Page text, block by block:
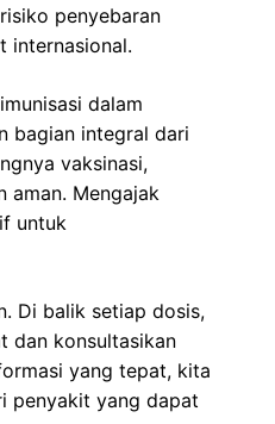
penyebaran
internasional.
dalam
bagian integral dari
vaksinasi,
aman. Mengajak
untuk
Di balik setiap dosis,
dan konsultasikan
yang tepat, kita
penyakit yang dapat